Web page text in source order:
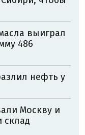
выиграл
486
нефть у
Москву и
склад